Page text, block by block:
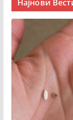
Најнови